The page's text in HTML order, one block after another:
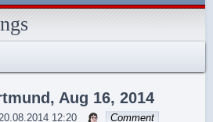
Skip
Aug 16, 2014
12:20 sebrem
Comment